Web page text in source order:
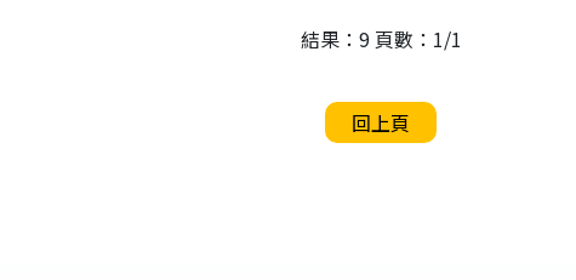
結果：9 頁數：1/1
回上頁